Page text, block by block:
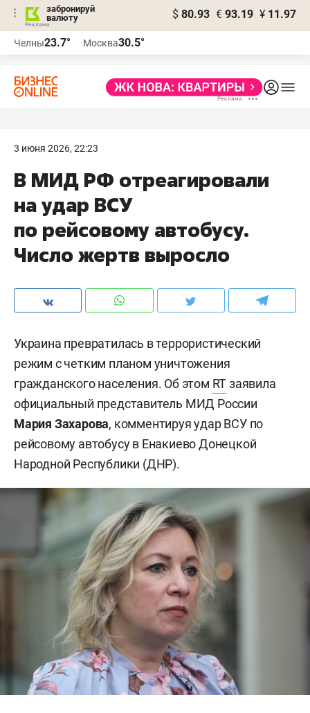
забронируй
валюту
$ 80.93 € 93.19 ¥ 11.97
Челны23.7° Москва30.5°
3 июня 2026, 22:23
В МИД РФ отреагировали
на удар ВСУ
по рейсовому автобусу.
Число жертв выросло
Украина превратилась в террористический
режим с четким планом уничтожения
гражданского населения. Об этом RTзаявила
официальный представитель МИД России
Мария Захарова, комментируя удар ВСУ по
рейсовому автобусу в Енакиево Донецкой
Народной Республики (ДНР).